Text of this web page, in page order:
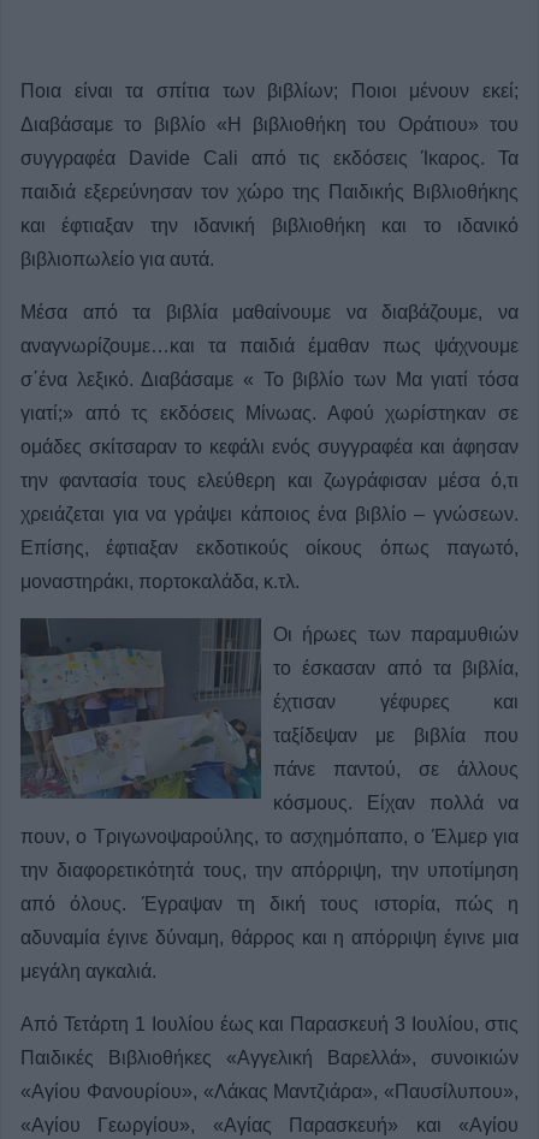
Ποια είναι τα σπίτια των βιβλίων; Ποιοι μένουν εκεί;
Διαβάσαμε το βιβλίο «Η βιβλιοθήκη του Οράτιου» του
συγγραφέα Davide Cali από τις εκδόσεις Ίκαρος. Τα
παιδιά εξερεύνησαν τον χώρο της Παιδικής Βιβλιοθήκης
και έφτιαξαν την ιδανική βιβλιοθήκη και το ιδανικό
βιβλιοπωλείο για αυτά.
Μέσα από τα βιβλία μαθαίνουμε να διαβάζουμε, να
αναγνωρίζουμε…και τα παιδιά έμαθαν πως ψάχνουμε
σ΄ένα λεξικό. Διαβάσαμε « Το βιβλίο των Μα γιατί τόσα
γιατί;» από τς εκδόσεις Μίνωας. Αφού χωρίστηκαν σε
ομάδες σκίτσαραν το κεφάλι ενός συγγραφέα και άφησαν
την φαντασία τους ελεύθερη και ζωγράφισαν μέσα ό,τι
χρειάζεται για να γράψει κάποιος ένα βιβλίο – γνώσεων.
Επίσης, έφτιαξαν εκδοτικούς οίκους όπως παγωτό,
μοναστηράκι, πορτοκαλάδα, κ.τλ.
Οι ήρωες των παραμυθιών
το έσκασαν από τα βιβλία,
έχτισαν γέφυρες και
ταξίδεψαν με βιβλία που
πάνε παντού, σε άλλους
κόσμους. Είχαν πολλά να
πουν, ο Τριγωνοψαρούλης, το ασχημόπαπο, ο Έλμερ για
την διαφορετικότητά τους, την απόρριψη, την υποτίμηση
από όλους. Έγραψαν τη δική τους ιστορία, πώς η
αδυναμία έγινε δύναμη, θάρρος και η απόρριψη έγινε μια
μεγάλη αγκαλιά.
Από Τετάρτη 1 Ιουλίου έως και Παρασκευή 3 Ιουλίου, στις
Παιδικές Βιβλιοθήκες «Αγγελική Βαρελλά», συνοικιών
«Αγίου Φανουρίου», «Λάκας Μαντζιάρα», «Παυσίλυπου»,
«Αγίου Γεωργίου», «Αγίας Παρασκευή» και «Αγίου